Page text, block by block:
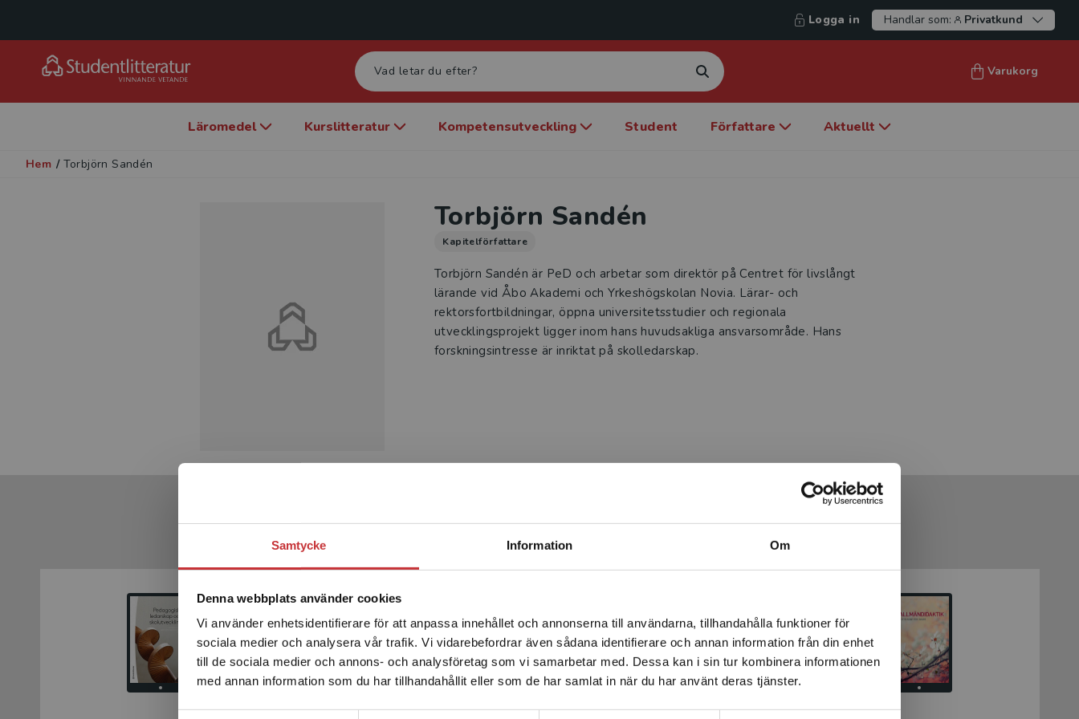
Samtycke Information Om
Denna webbplats använder cookies
Vi använder enhetsidentifierare för att anpassa innehållet och annonserna till användarna, tillhandahålla funktioner för
sociala medier och analysera vår trafik. Vi vidarebefordrar även sådana identifierare och annan information från din enhet
till de sociala medier och annons- och analysföretag som vi samarbetar med. Dessa kan i sin tur kombinera informationen
med annan information som du har tillhandahållit eller som de har samlat in när du har använt deras tjänster.
Begränsad fraktregion
Det verkar som att du besöker studentlitteratur.se via en
enhet utanför Sverige. Vi erbjuder inte leveranser utanför
Sverige. För att kunna slutföra ett köp måste
leveransadressen vara i Sverige.Läs mer
Logga in Handlar som: Privatkund
Varukorg
Läromedel Kurslitteratur Kompetensutveckling Student Författare Aktuellt
Hem / Torbjörn Sandén
Torbjörn Sandén
Kapitelförfattare
Torbjörn Sandén är PeD och arbetar som direktör på Centret för livslångt
lärande vid Åbo Akademi och Yrkeshögskolan Novia. Lärar- och
rektorsfortbildningar, öppna universitetsstudier och regionala
utvecklingsprojekt ligger inom hans huvudsakliga ansvarsområde. Hans
forskningsintresse är inriktat på skolledarskap.
Produkter